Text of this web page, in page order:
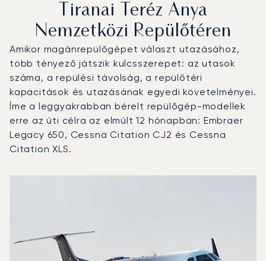
Tiranai Teréz Anya
Nemzetközi Repülőtéren
Amikor magánrepülőgépet választ utazásához,
több tényező játszik kulcsszerepet: az utasok
száma, a repülési távolság, a repülőtéri
kapacitások és utazásának egyedi követelményei.
Íme a leggyakrabban bérelt repülőgép-modellek
erre az úti célra az elmúlt 12 hónapban: Embraer
Legacy 650, Cessna Citation CJ2 és Cessna
Citation XLS.